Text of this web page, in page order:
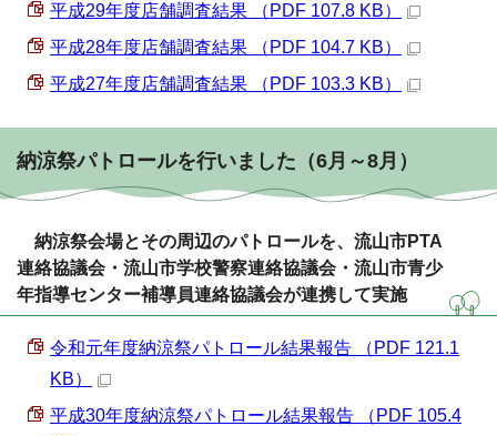
平成29年度店舗調査結果 （PDF 107.8 KB）
平成28年度店舗調査結果 （PDF 104.7 KB）
平成27年度店舗調査結果 （PDF 103.3 KB）
納涼祭パトロールを行いました（6月～8月）
納涼祭会場とその周辺のパトロールを、流山市PTA
連絡協議会・流山市学校警察連絡協議会・流山市青少
年指導センター補導員連絡協議会が連携して実施
令和元年度納涼祭パトロール結果報告 （PDF 121.1
KB）
平成30年度納涼祭パトロール結果報告 （PDF 105.4